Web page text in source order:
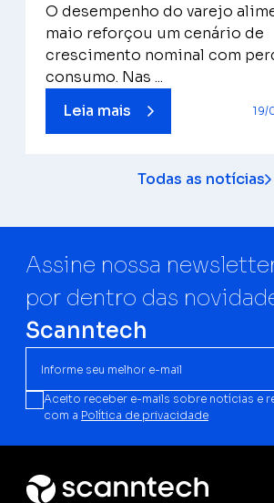
O desempenho do varejo
maio reforçou um cenário de
crescimento nominal com
consumo. Nas ...
Leia mais
19/
Todas as notícias
Assine nossa
por dentro das
Scanntech
Aceito receber e-mails sobre notícias e
com a Política de privacidade